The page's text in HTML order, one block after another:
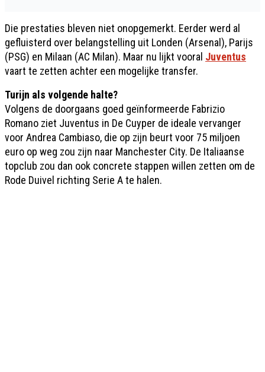
Die prestaties bleven niet onopgemerkt. Eerder werd al
gefluisterd over belangstelling uit Londen (Arsenal), Parijs
(PSG) en Milaan (AC Milan). Maar nu lijkt vooral Juventus
vaart te zetten achter een mogelijke transfer.
Turijn als volgende halte?
Volgens de doorgaans goed geïnformeerde Fabrizio
Romano ziet Juventus in De Cuyper de ideale vervanger
voor Andrea Cambiaso, die op zijn beurt voor 75 miljoen
euro op weg zou zijn naar Manchester City. De Italiaanse
topclub zou dan ook concrete stappen willen zetten om de
Rode Duivel richting Serie A te halen.